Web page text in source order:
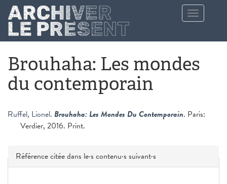
Aller au contenu principal
Toggle
navigation
Brouhaha: Les mondes
du contemporain
Ruffel, Lionel. Brouhaha: Les Mondes Du Contemporain. Paris:
Verdier, 2016. Print.
Masquer
Référence citée dans le·s contenu·s suivant·s